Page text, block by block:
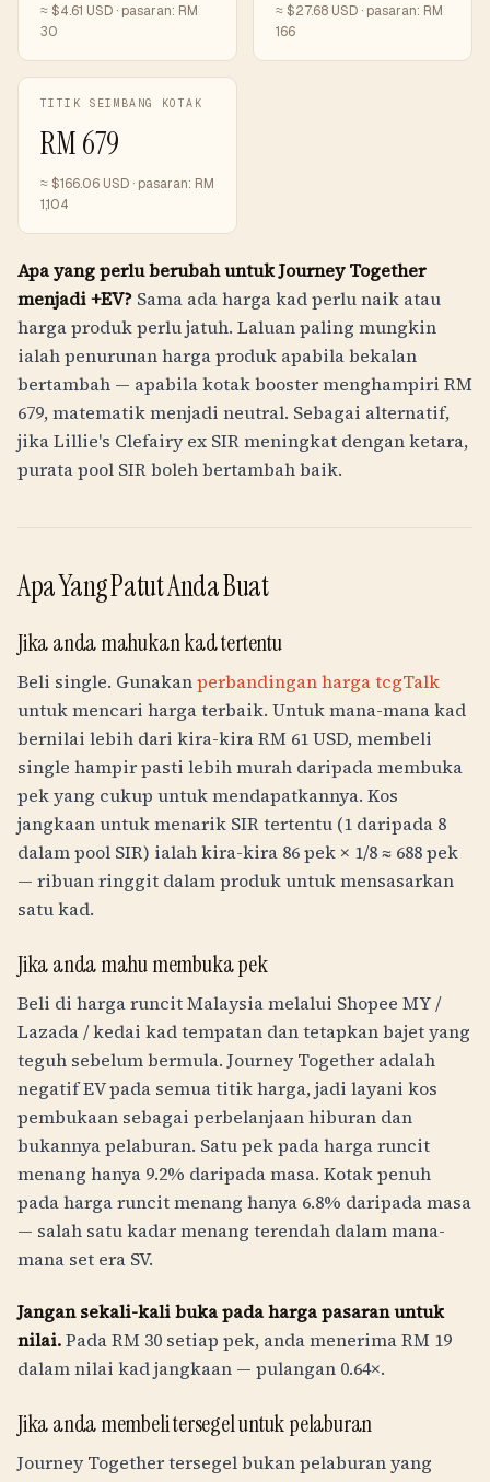
≈ $4.61 USD · pasaran: RM
30
≈ $27.68 USD · pasaran: RM
166
TITIK SEIMBANG KOTAK
RM679
≈ $166.06 USD · pasaran: RM
1,104
Apa yang perlu berubah untuk Journey Together
menjadi +EV? Sama ada harga kad perlu naik atau
harga produk perlu jatuh. Laluan paling mungkin
ialah penurunan harga produk apabila bekalan
bertambah — apabila kotak booster menghampiri RM
679, matematik menjadi neutral. Sebagai alternatif,
jika Lillie's Clefairy ex SIR meningkat dengan ketara,
purata pool SIR boleh bertambah baik.
Apa Yang Patut Anda Buat
Jika anda mahukan kad tertentu
Beli single. Gunakanperbandingan harga tcgTalk
untuk mencari harga terbaik. Untuk mana-mana kad
bernilai lebih dari kira-kiraRM 61USD, membeli
single hampir pasti lebih murah daripada membuka
pek yang cukup untuk mendapatkannya. Kos
jangkaan untuk menarik SIR tertentu (1 daripada 8
dalam pool SIR) ialah kira-kira 86 pek × 1/8 ≈ 688 pek
— ribuan ringgit dalam produk untuk mensasarkan
satu kad.
Jika anda mahu membuka pek
Beli di harga runcit Malaysia melalui Shopee MY /
Lazada / kedai kad tempatan dan tetapkan bajet yang
teguh sebelum bermula. Journey Together adalah
negatif EV pada semua titik harga, jadi layani kos
pembukaan sebagai perbelanjaan hiburan dan
bukannya pelaburan. Satu pek pada harga runcit
menang hanya 9.2% daripada masa. Kotak penuh
pada harga runcit menang hanya 6.8% daripada masa
— salah satu kadar menang terendah dalam mana-
mana set era SV.
Jangan sekali-kali buka pada harga pasaran untuk
nilai.PadaRM 30 setiap pek, anda menerimaRM 19
dalam nilai kad jangkaan — pulangan 0.64×.
Jika anda membeli tersegel untuk pelaburan
Journey Together tersegel bukan pelaburan yang